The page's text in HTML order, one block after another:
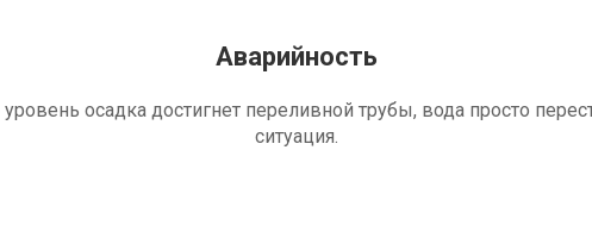
Аварийность
осадка достигнет переливной трубы, вода просто
ситуация.